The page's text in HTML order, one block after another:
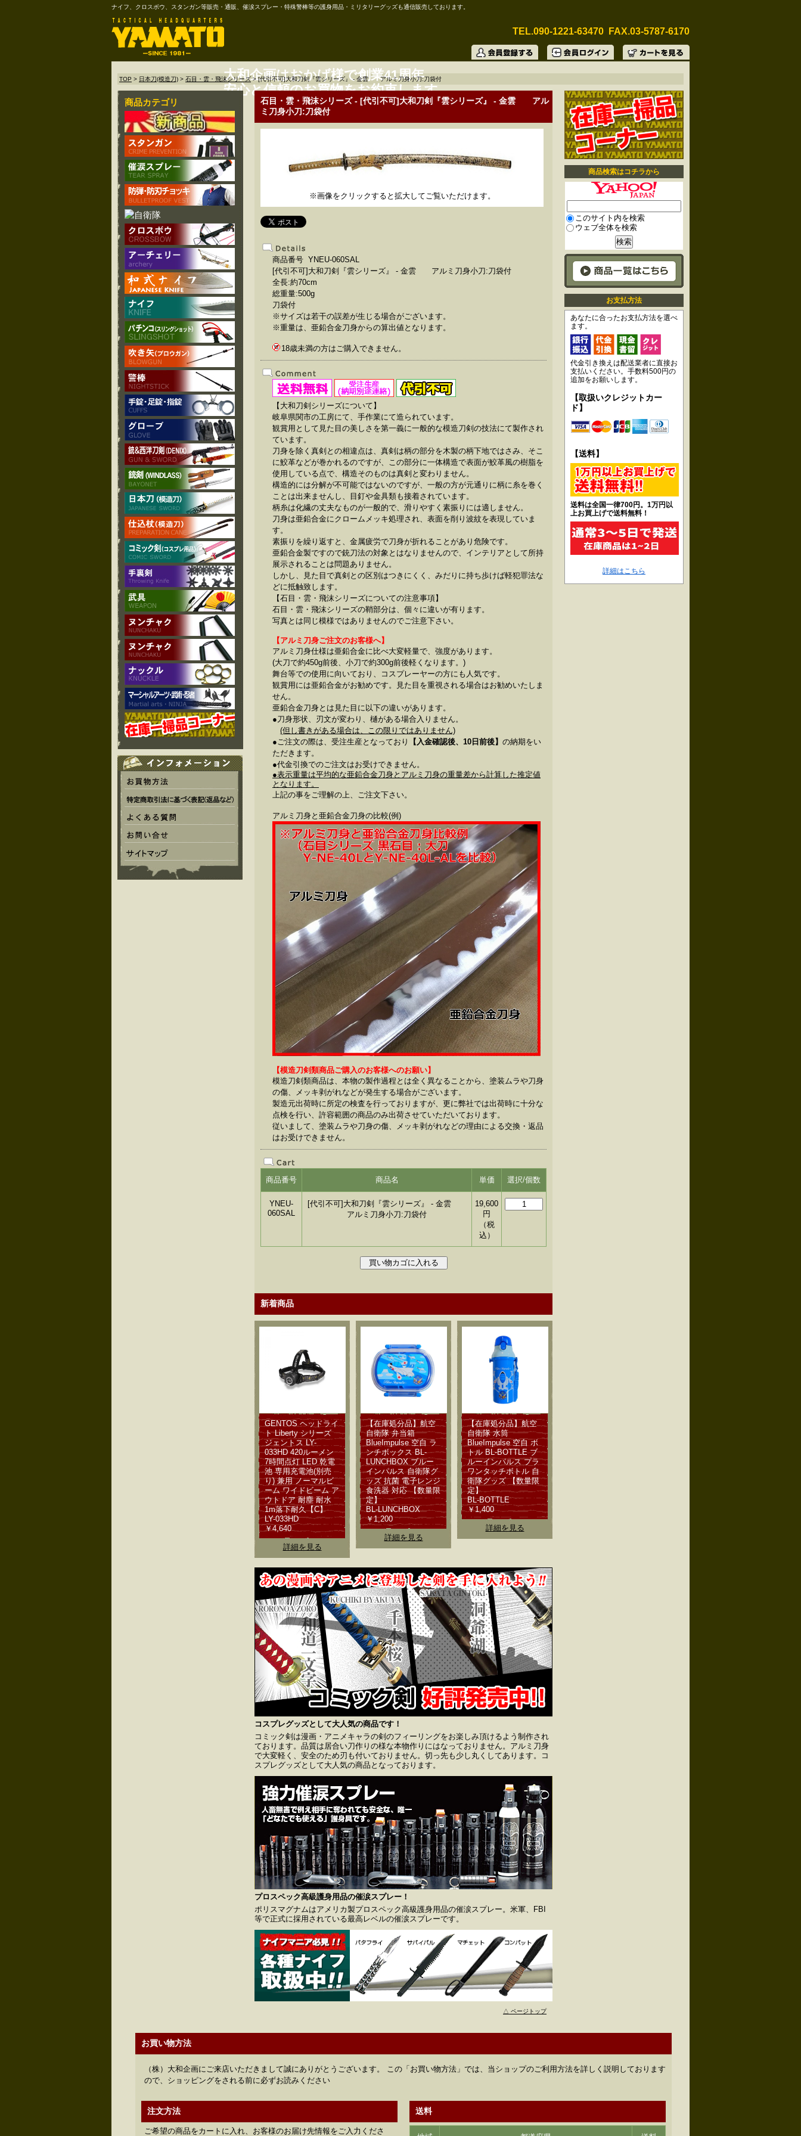
ナイフ、クロスボウ、スタンガン等販売・通販、催涙スプレー・特殊警棒等の護身用品・ミリタリーグッズも通信販売しております。
大和企画はおかげ様で創業41周年
安心と信頼のお買物をお約束します。
TEL.090-1221-63470 FAX.03-5787-6170
TOP > 日本刀(模造刀) > 石目・雲・飛沫シリーズ>[代引不可]大和刀剣『雲シリーズ』 - 金雲 アルミ刀身小刀:刀袋付
商品カテゴリ
石目・雲・飛沫シリーズ - [代引不可]大和刀剣『雲シリーズ』 - 金雲 アル
ミ刀身小刀:刀袋付
※画像をクリックすると拡大してご覧いただけます。
商品番号 YNEU-060SAL
[代引不可]大和刀剣『雲シリーズ』 - 金雲 アルミ刀身小刀:刀袋付
全長:約70cm
総重量:500g
刀袋付
※サイズは若干の誤差が生じる場合がございます。
※重量は、亜鉛合金刀身からの算出値となります。
18歳未満の方はご購入できません。
【大和刀剣シリーズについて】
岐阜県関市の工房にて、手作業にて造られています。
観賞用として見た目の美しさを第一義に一般的な模造刀剣の技法にて製作され
ています。
刀身を除く真剣との相違点は、真剣は柄の部分を木製の柄下地ではさみ、そこ
に鮫革などが巻かれるのですが、この部分に一体構造で表面が鮫革風の樹脂を
使用している点で、構造そのものは真剣と変わりません。
構造的には分解が不可能ではないのですが、一般の方が元通りに柄に糸を巻く
ことは出来ませんし、目釘や金具類も接着されています。
柄糸は化繊の丈夫なものが一般的で、滑りやすく素振りには適しません。
刀身は亜鉛合金にクロームメッキ処理され、表面を削り波紋を表現していま
す。
素振りを繰り返すと、金属疲労で刀身が折れることがあり危険です。
亜鉛合金製ですので銃刀法の対象とはなりませんので、インテリアとして所持
展示されることは問題ありません。
しかし、見た目で真剣との区別はつきにくく、みだりに持ち歩けば軽犯罪法な
どに抵触致します。
【石目・雲・飛沫シリーズについての注意事項】
石目・雲・飛沫シリーズの鞘部分は、個々に違いが有ります。
写真とは同じ模様ではありませんのでご注意下さい。
【アルミ刀身ご注文のお客様へ】
アルミ刀身仕様は亜鉛合金に比べ大変軽量で、強度があります。
(大刀で約450g前後、小刀で約300g前後軽くなります。)
舞台等での使用に向いており、コスプレーヤーの方にも人気です。
観賞用には亜鉛合金がお勧めです。見た目を重視される場合はお勧めいたしま
せん。
亜鉛合金刀身とは見た目に以下の違いがあります。
●刀身形状、刃文が変わり、樋がある場合入りません。
(但し書きがある場合は、この限りではありません)
●ご注文の際は、受注生産となっており
【入金確認後、10日前後】 の納期をい
ただきます。
●代金引換でのご注文はお受けできません。
●表示重量は平均的な亜鉛合金刀身とアルミ刀身の重量差から計算した推定値
となります。
上記の事をご理解の上、ご注文下さい。
アルミ刀身と亜鉛合金刀身の比較(例)
【模造刀剣類商品ご購入のお客様へのお願い】
模造刀剣類商品は、本物の製作過程とは全く異なることから、塗装ムラや刀身
の傷、メッキ剥がれなどが発生する場合がございます。
製造元出荷時に所定の検査を行っておりますが、更に弊社では出荷時に十分な
点検を行い、許容範囲の商品のみ出荷させていただいております。
従いまして、塗装ムラや刀身の傷、メッキ剥がれなどの理由による交換・返品
はお受けできません。
商品番号 商品名 単価 選択/個数
YNEU-
060SAL
[代引不可]大和刀剣『雲シリーズ』 - 金雲
アルミ刀身小刀:刀袋付
19,600
円
（税
込）
新着商品
GENTOS ヘッドライ
ト Liberty シリーズ
ジェントス LY-
033HD 420ルーメン
7時間点灯 LED 乾電
池 専用充電池(別売
り) 兼用 ノーマルビ
ーム ワイドビーム ア
ウトドア 耐塵 耐水
1m落下耐久【C】
LY-033HD
￥4,640
詳細を見る
【在庫処分品】航空
自衛隊 弁当箱
BlueImpulse 空自 ラ
ンチボックス BL-
LUNCHBOX ブルー
インパルス 自衛隊グ
ッズ 抗菌 電子レンジ
食洗器 対応 【数量限
定】
BL-LUNCHBOX
￥1,200
詳細を見る
【在庫処分品】航空
自衛隊 水筒
BlueImpulse 空自 ボ
トル BL-BOTTLE ブ
ルーインパルス プラ
ワンタッチボトル 自
衛隊グッズ 【数量限
定】
BL-BOTTLE
￥1,400
詳細を見る
コスプレグッズとして大人気の商品です！
コミック剣は漫画・アニメキャラの剣のフィーリングをお楽しみ頂けるよう制作され
ております。品質は居合い刀作りの様な本物作りにはなっておりません。アルミ刀身
で大変軽く、安全のため刃も付いておりません。切っ先も少し丸くしてあります。コ
スプレグッズとして大人気の商品となっております。
プロスペック高級護身用品の催涙スプレー！
ポリスマグナムはアメリカ製プロスペック高級護身用品の催涙スプレー。米軍、FBI
等で正式に採用されている最高レベルの催涙スプレーです。
△ ページトップ
商品検索はコチラから
このサイト内を検索
ウェブ全体を検索
お支払方法
あなたに合ったお支払方法を選べ
ます。
代金引き換えは配送業者に直接お
支払いください。手数料500円の
追加をお願いします。
【取扱いクレジットカー
ド】
【送料】
送料は全国一律700円。1万円以
上お買上げで送料無料！
詳細はこちら
お買い物方法
（株）大和企画にご来店いただきまして誠にありがとうございます。 この「お買い物方法」では、当ショップのご利用方法を詳しく説明しております
ので、ショッピングをされる前に必ずお読みください
注文方法
ご希望の商品をカートに入れ、お客様のお届け先情報をご入力くださ
送料